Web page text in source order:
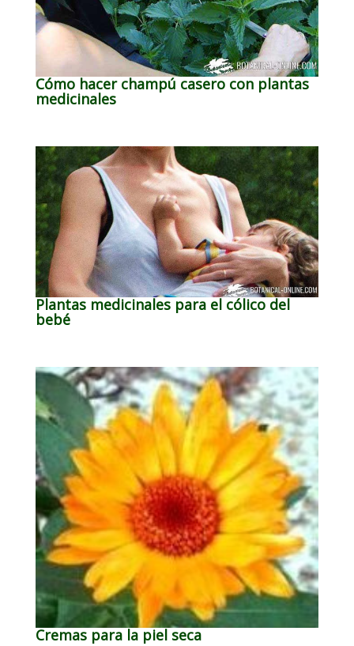
Cómo hacer champú casero con plantas
medicinales
Plantas medicinales para el cólico del
bebé
Cremas para la piel seca